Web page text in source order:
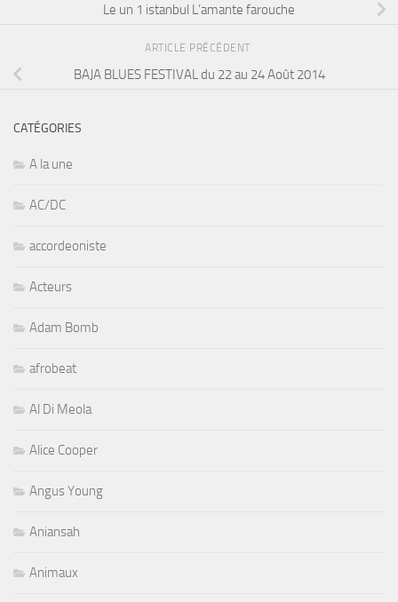
Le un 1 istanbul L’amante farouche
ARTICLE PRÉCÉDENT
BAJA BLUES FESTIVAL du 22 au 24 Août 2014
CATÉGORIES
A la une
AC/DC
accordeoniste
Acteurs
Adam Bomb
afrobeat
Al Di Meola
Alice Cooper
Angus Young
Aniansah
Animaux